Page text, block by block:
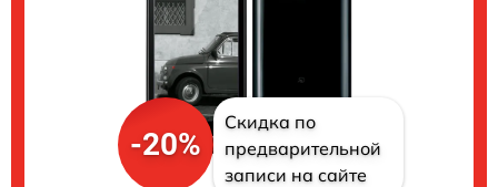
-20%
Скидка по
предварительной
записи на сайте